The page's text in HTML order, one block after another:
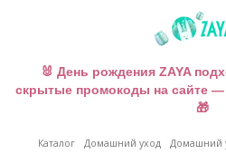
🐰 День рождения ZAYA
скрытые промокоды на сайте —
🎁
Каталог Домашний уход Домашний